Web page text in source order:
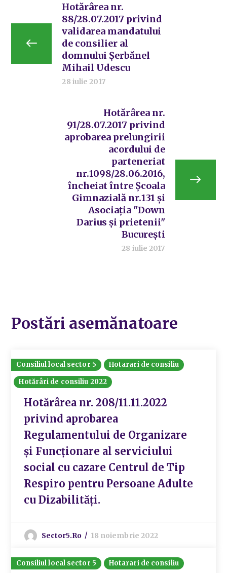
Hotărârea nr.
88/28.07.2017 privind
validarea mandatului
de consilier al
domnului Șerbănel
Mihail Udescu
28 iulie 2017
Hotărârea nr.
91/28.07.2017 privind
aprobarea prelungirii
acordului de
parteneriat
nr.1098/28.06.2016,
încheiat între Școala
Gimnazială nr.131 și
Asociația "Down
Darius și prietenii"
București
28 iulie 2017
Postări asemănatoare
Consiliul local sector 5
Hotarari de consiliu
Hotărâri de consiliu 2022
Hotărârea nr. 208/11.11.2022
privind aprobarea
Regulamentului de Organizare
și Funcționare al serviciului
social cu cazare Centrul de Tip
Respiro pentru Persoane Adulte
cu Dizabilități.
Sector5.ro 18 noiembrie 2022
Consiliul local sector 5
Hotarari de consiliu